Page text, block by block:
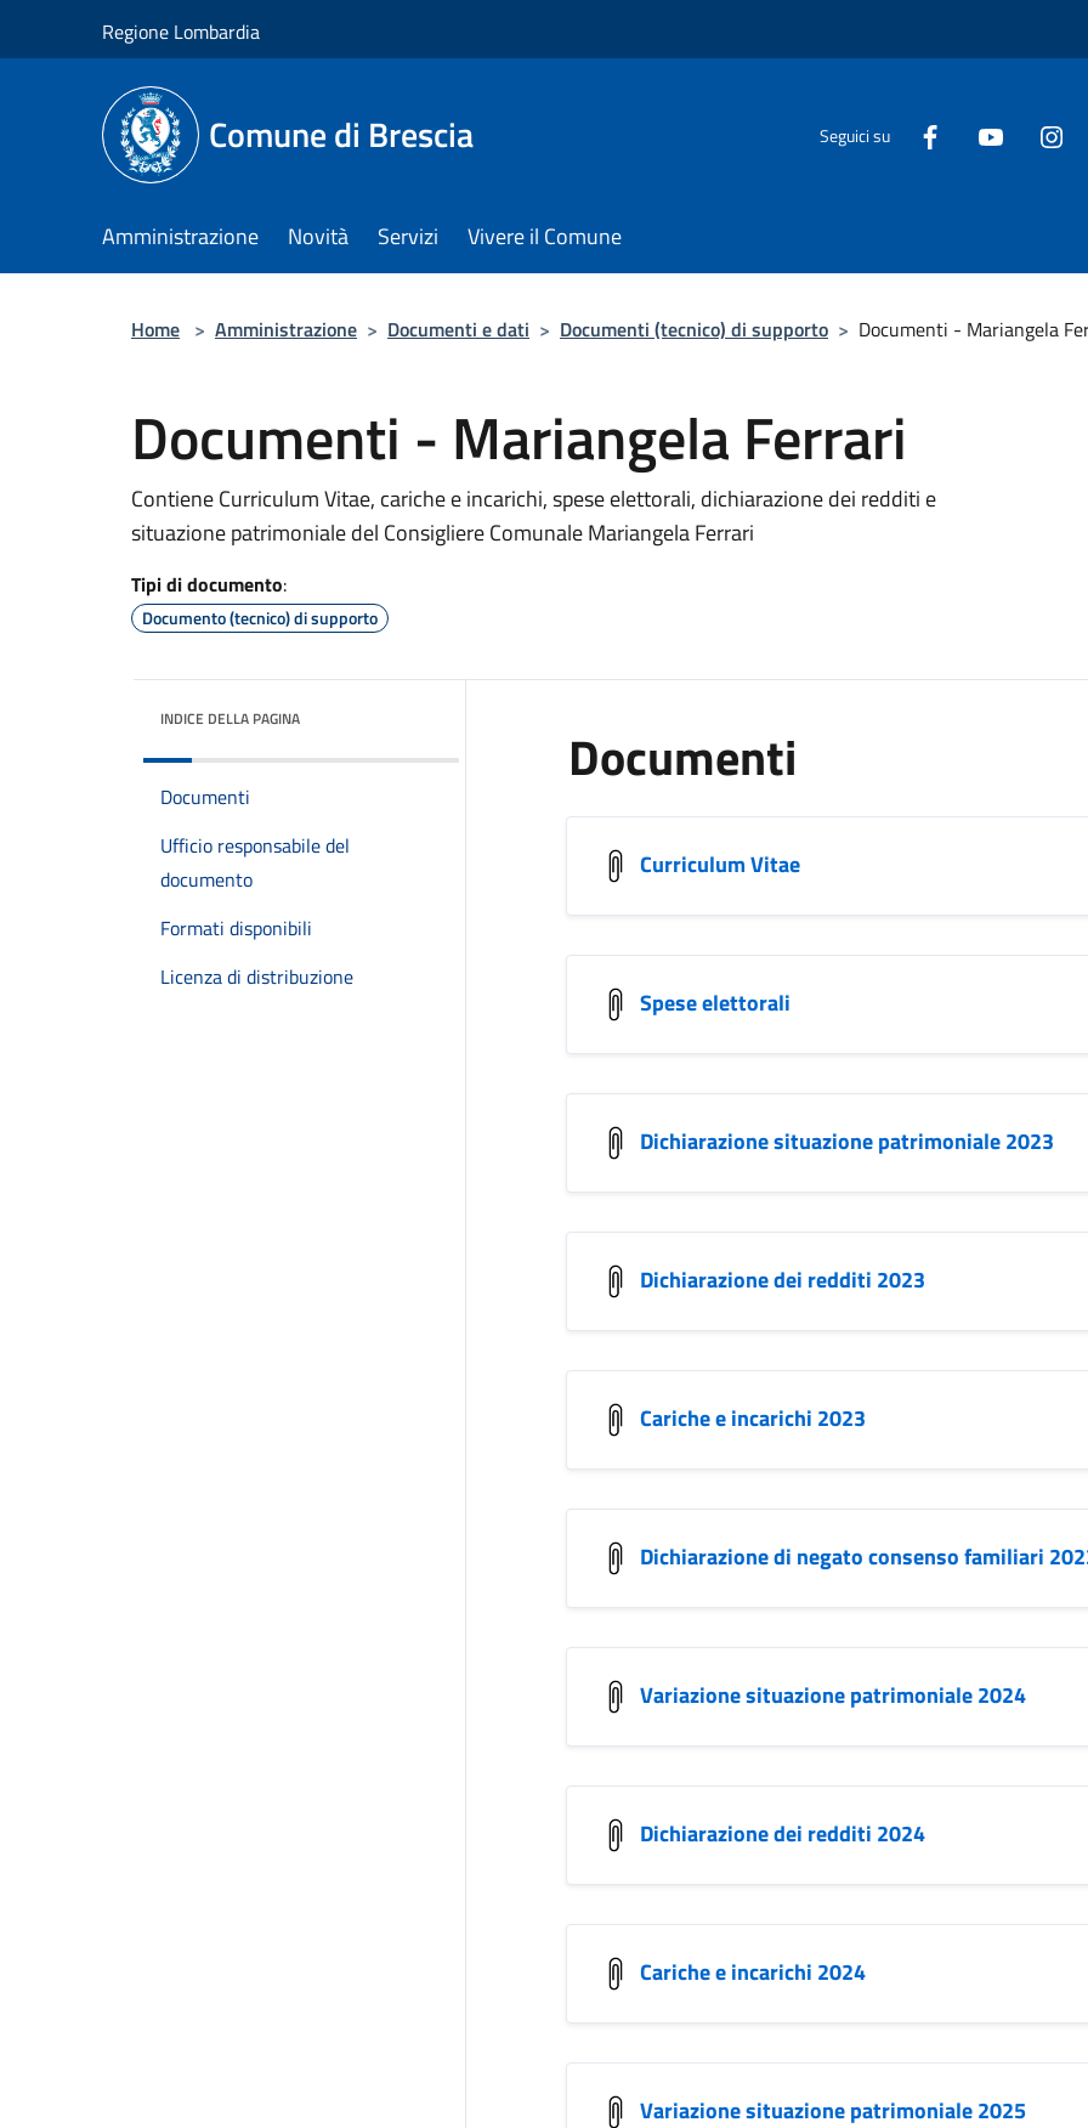
Regione Lombardia
Comune di Brescia Seguici su
Amministrazione Novità Servizi Vivere il Comune
Home > Amministrazione > Documenti e dati > Documenti (tecnico) di supporto > Documenti - Mariangela
Documenti - Mariangela Ferrari
Contiene Curriculum Vitae, cariche e incarichi, spese elettorali, dichiarazione dei redditi e
situazione patrimoniale del Consigliere Comunale Mariangela Ferrari
Tipi di documento:
Documento (tecnico) di supporto
INDICE DELLA PAGINA
Documenti
Ufficio responsabile del
documento
Formati disponibili
Licenza di distribuzione
Documenti
Curriculum Vitae
Spese elettorali
Dichiarazione situazione patrimoniale 2023
Dichiarazione dei redditi 2023
Cariche e incarichi 2023
Dichiarazione di negato consenso familiari
Variazione situazione patrimoniale 2024
Dichiarazione dei redditi 2024
Cariche e incarichi 2024
Variazione situazione patrimoniale 2025